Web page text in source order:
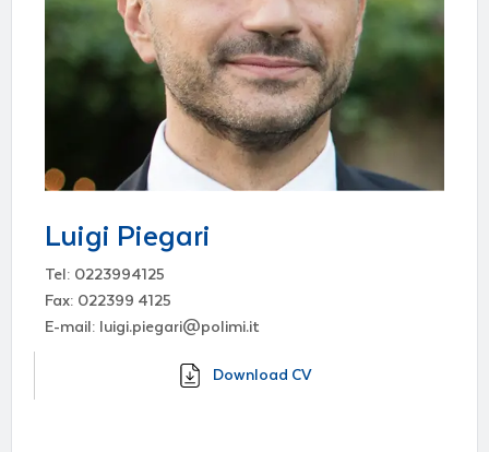
Luigi Piegari
Tel: 0223994125
Fax: 022399 4125
E-mail: luigi.piegari@polimi.it
Download CV